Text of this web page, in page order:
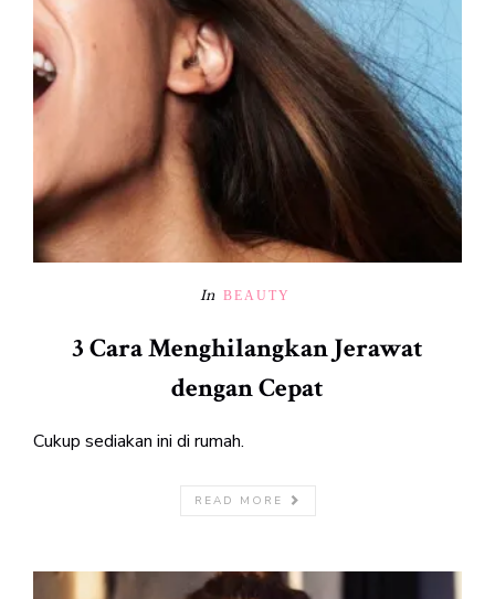
In BEAUTY
3 Cara Menghilangkan Jerawat
dengan Cepat
Cukup sediakan ini di rumah.
READ MORE